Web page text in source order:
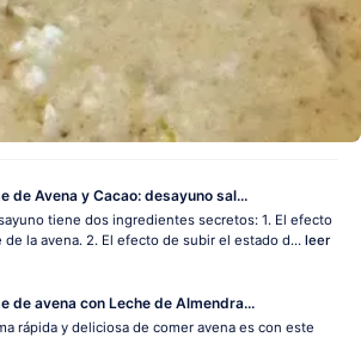
de Avena y Cacao: desayuno sal...
tiene dos ingredientes secretos: 1. El efecto
de la avena. 2. El efecto de subir el estado d... leer
de avena con Leche de Almendra...
rápida y deliciosa de comer avena es con este